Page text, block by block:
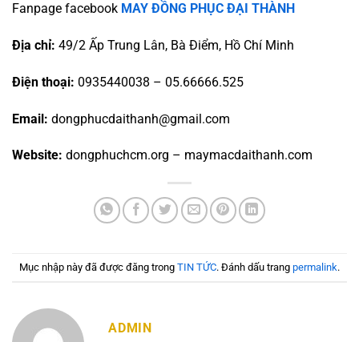
Fanpage facebook MAY ĐỒNG PHỤC ĐẠI THÀNH
Địa chỉ: 49/2 Ấp Trung Lân, Bà Điểm, Hồ Chí Minh
Điện thoại: 0935440038 – 05.66666.525
Email: dongphucdaithanh@gmail.com
Website: dongphuchcm.org – maymacdaithanh.com
Mục nhập này đã được đăng trong TIN TỨC. Đánh dấu trang permalink.
ADMIN